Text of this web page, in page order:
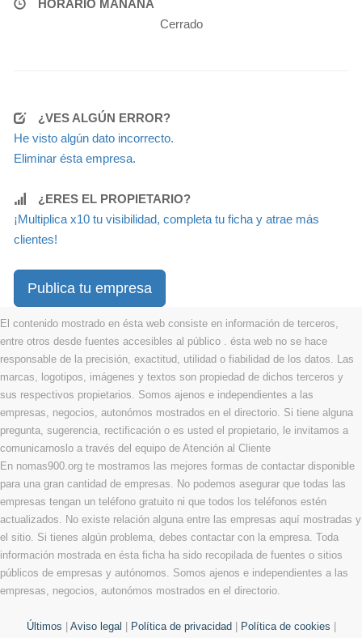
HORARIO MAÑANA
Cerrado
¿VES ALGÚN ERROR?
He visto algún dato incorrecto.
Eliminar ésta empresa.
¿ERES EL PROPIETARIO?
¡Multiplica x10 tu visibilidad, completa tu ficha y atrae más
clientes!
Publica tu empresa
El contenido mostrado en ésta web consiste en información de terceros,
entre otros desde fuentes accesibles al público . ésta web no se hace
responsable de la precisión, exactitud, utilidad o fiabilidad de los datos. Las
marcas, logotipos, imágenes y textos son propiedad de dichos terceros y
sus respectivos propietarios. Somos ajenos e independientes a las
empresas, negocios, autonómos mostrados en el directorio. Si tiene alguna
pregunta, sugerencia, rectificación o es usted el propietario, le invitamos a
comunicarnoslo a través del equipo de Atención al Cliente
En nomas900.org te mostramos las mejores formas de contactar disponible
para una gran cantidad de empresas. No podemos asegurar que todas las
empresas tengan un teléfono gratuito ni que todos los teléfonos estén
actualizados. No existe relación alguna entre las empresas aquí mostradas y
el sitio. Si tienes algún problema, debes contactar con la empresa. Toda
información mostrada en ésta ficha ha sido recopilada de fuentes o sitios
públicos de empresas y autónomos. Somos ajenos e independientes a las
empresas, negocios, autonómos mostrados en el directorio.
Últimos Aviso legal Política de privacidad Política de cookies